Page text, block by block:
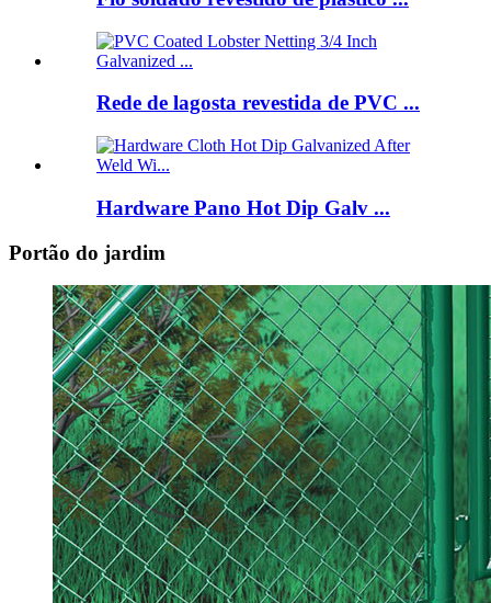
Rede de lagosta revestida de PVC ...
Hardware Pano Hot Dip Galv ...
Portão do jardim